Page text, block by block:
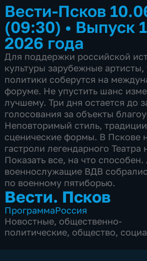
Вести-Псков
(09:30) • Выпуск
2026 года
Для поддержки российской
культуры зарубежные артисты,
политики соберутся на
форуме. Не упустить шанс
лучшему. Три дня остается до
голосования за объекты
Неповторимый стиль,
сценические формы. В Пскове
гастроли легендарного Театра
Показать все, на что
военнослужащие ВДВ
по военному пятиборью.
Вести. Псков
ПрограммаРоссия
Новостные, общественно-
политические, общество,